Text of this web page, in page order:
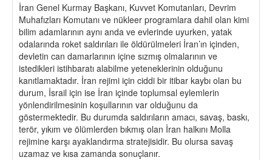
İran Genel Kurmay Başkanı, Kuvvet Komutanları, Devrim
Muhafızları Komutanı ve nükleer programlara dahil olan kimi
bilim adamlarının aynı anda ve evlerinde uyurken, yatak
odalarında roket saldırıları ile öldürülmeleri İran’ın içinden,
devletin can damarlarının içine sızmış olmalarının ve
istedikleri istihbaratı alabilme yeteneklerinin olduğunu
kanıtlamaktadır. İran rejimi için ciddi bir itibar kaybı olan bu
durum, İsrail için ise İran içinde toplumsal eylemlerin
yönlendirilmesinin koşullarının var olduğunu da
göstermektedir. Bu durumda saldırıların amacı, savaş, baskı,
terör, yıkım ve ölümlerden bıkmış olan İran halkını Molla
rejimine karşı ayaklandırma stratejisidir. Bu olursa savaş
uzamaz ve kısa zamanda sonuçlanır.